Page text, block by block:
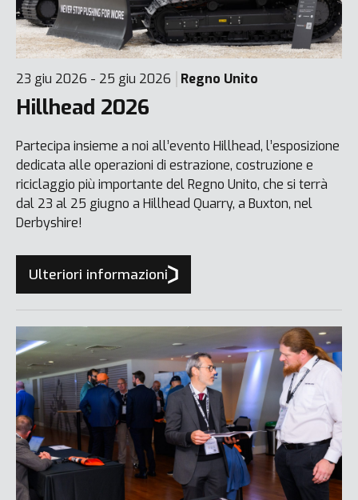
23 giu 2026 - 25 giu 2026 Regno Unito
Hillhead 2026
Partecipa insieme a noi all’evento Hillhead, l’esposizione
dedicata alle operazioni di estrazione, costruzione e
riciclaggio più importante del Regno Unito, che si terrà
dal 23 al 25 giugno a Hillhead Quarry, a Buxton, nel
Derbyshire!
Ulteriori informazioni